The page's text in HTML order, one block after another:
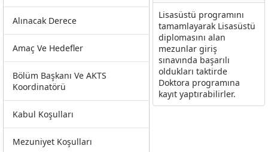
Lisasüstü programını
tamamlayarak Lisasüstü
diplomasını alan
mezunlar giriş
sınavında başarılı
oldukları taktirde
Doktora programına
kayıt yaptırabilirler.
Alınacak Derece
Amaç Ve Hedefler
Bölüm Başkanı Ve AKTS
Koordinatörü
Kabul Koşulları
Mezuniyet Koşulları